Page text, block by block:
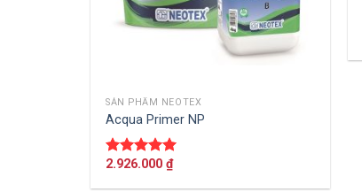
THÊM VÀO GIỎ HÀNG
SẢN PHẨM NEOTEX
Acqua Primer NP
Được xếp
2.926.000₫